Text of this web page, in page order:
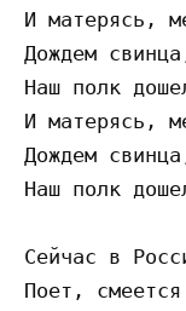
И матерясь,
Дождем
Наш полк
И матерясь,
Дождем
Наш полк
Сейчас в
Поет,